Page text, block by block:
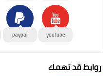
youtube
paypal
روابط قد تهمك